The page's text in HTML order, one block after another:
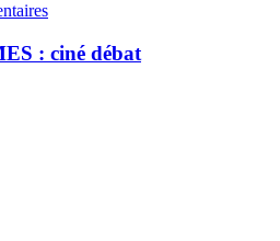
: ciné débat